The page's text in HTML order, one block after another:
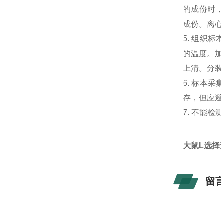
的成份时
成份。离
5. 组织标
的温度。
上清。分
6. 标本采
存，但应
7. 不能检
大鼠L选
留